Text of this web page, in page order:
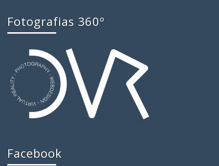
Fotografias 360º
Facebook